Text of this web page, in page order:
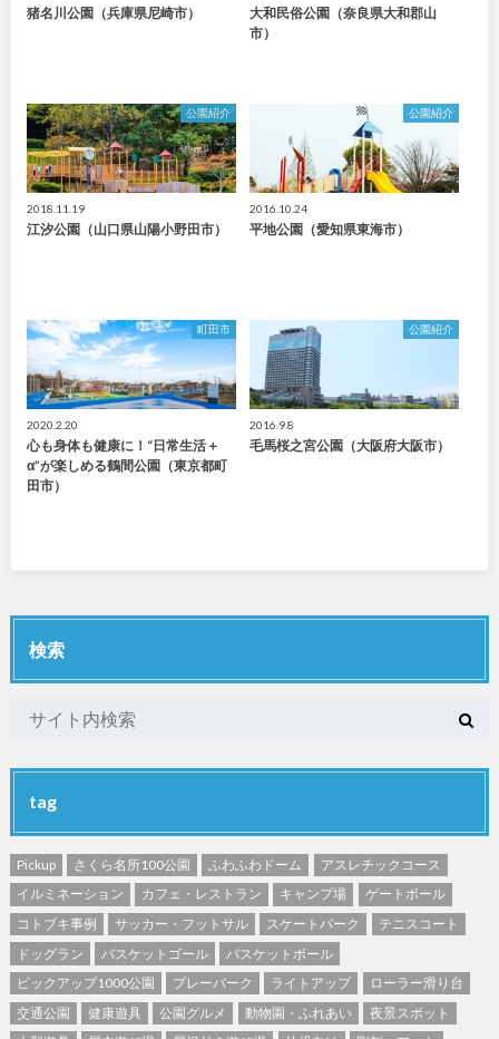
猪名川公園（兵庫県尼崎市）
大和民俗公園（奈良県大和郡山
市）
公園紹介
2018.11.19
江汐公園（山口県山陽小野田市）
公園紹介
2016.10.24
平地公園（愛知県東海市）
町田市
2020.2.20
心も身体も健康に！“日常生活＋
α”が楽しめる鶴間公園（東京都町
田市）
公園紹介
2016.9.8
毛馬桜之宮公園（大阪府大阪市）
検索
tag
Pickup さくら名所100公園 ふわふわドーム
アスレチックコース
イルミネーション
カフェ・レストラン キャンプ場
ゲートボール
コトブキ事例
サッカー・フットサル スケートパーク
テニスコート
ドッグラン
バスケットゴール
バスケットボール
ピックアップ1000公園
プレーパーク ライトアップ
ローラー滑り台
交通公園
健康遊具 公園グルメ 動物園・ふれあい
夜景スポット